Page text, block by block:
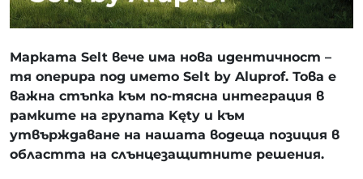
Марката Selt вече има нова идентичност –
тя оперира под името Selt by Aluprof. Това е
важна стъпка към по-тясна интеграция в
рамките на групата Kęty и към
утвърждаване на нашата водеща позиция в
областта на слънцезащитните решения.